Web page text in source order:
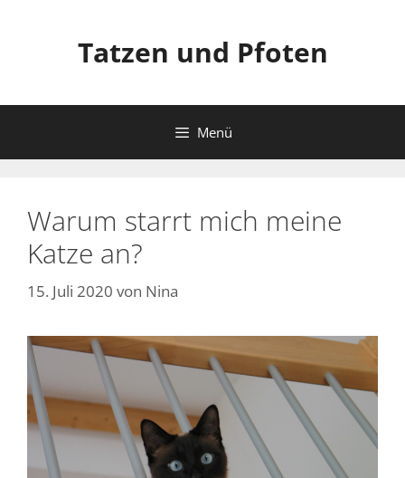
Tatzen und Pfoten
Menü
Warum starrt mich meine
Katze an?
15. Juli 2020 von Nina